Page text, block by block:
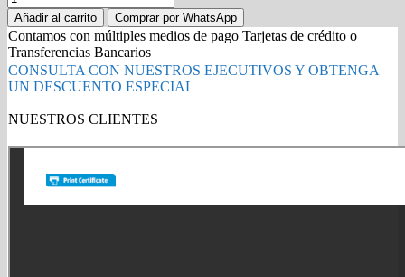
1140
kit
de
mantenimiento
kyocera
/ECOSYS
(DK170
&
quantity
Añadir al carrito Comprar por WhatsApp
Contamos con múltiples medios de pago Tarjetas de crédito o
Transferencias Bancarios
CONSULTA CON NUESTROS EJECUTIVOS Y OBTENGA
UN DESCUENTO ESPECIAL
NUESTROS CLIENTES